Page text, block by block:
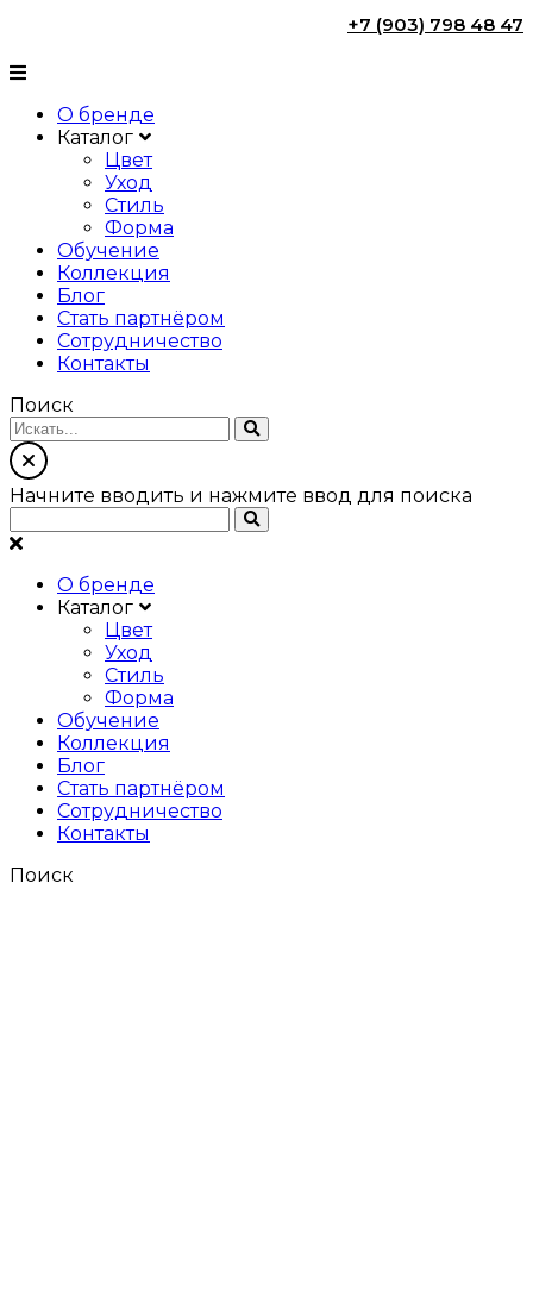
+7 (903) 798 48 47
О бренде
Каталог
Цвет
Уход
Стиль
Форма
Обучение
Коллекция
Блог
Стать партнёром
Сотрудничество
Контакты
Поиск
Начните вводить и нажмите ввод для поиска
О бренде
Каталог
Цвет
Уход
Стиль
Форма
Обучение
Коллекция
Блог
Стать партнёром
Сотрудничество
Контакты
Поиск